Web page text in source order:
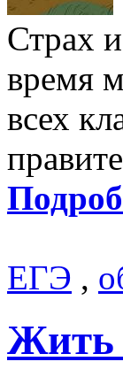
Страх
время
всех
ЕГЭ ,
Жить